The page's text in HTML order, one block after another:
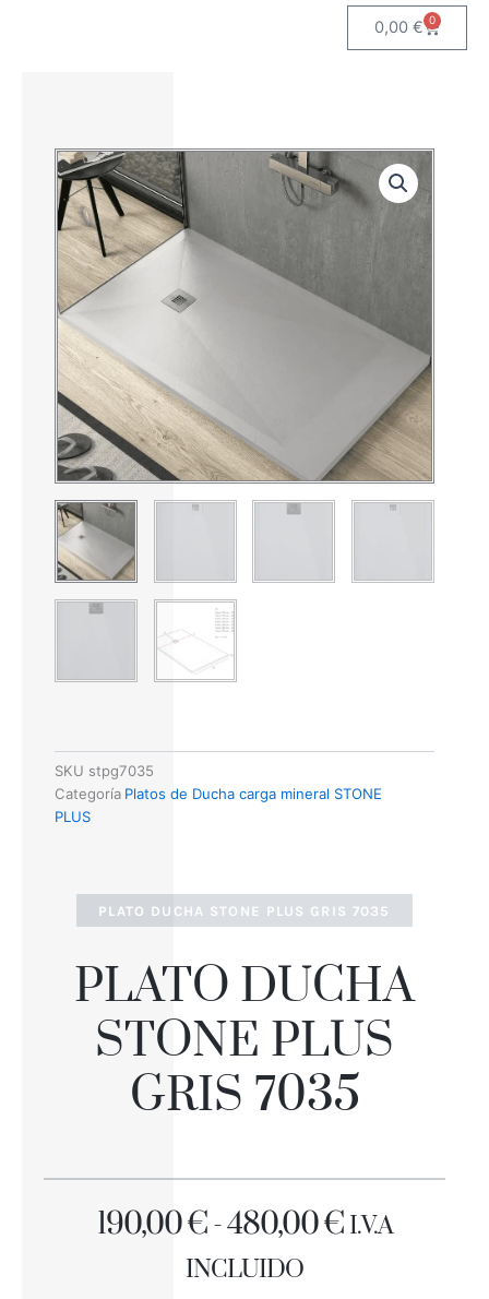
0,00€ 0
Carrito
SKU stpg7035
Categoría Platos de Ducha carga mineral STONE
PLUS
PLATO DUCHA STONE PLUS GRIS 7035
PLATO DUCHA
STONE PLUS
GRIS 7035
190,00€-480,00€RANGO
I.V.A
INCLUIDO